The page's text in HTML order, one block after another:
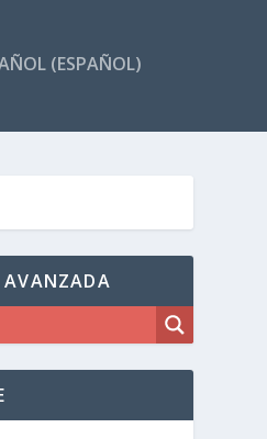
(ESPAÑOL)
AVANZADA